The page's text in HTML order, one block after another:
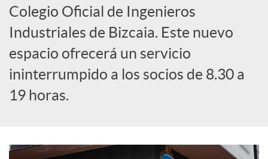
l
e
s
Colegio Oficial de Ingenieros
Industriales de Bizcaia. Este nuevo
espacio ofrecerá un servicio
ininterrumpido a los socios de 8.30 a
19 horas.